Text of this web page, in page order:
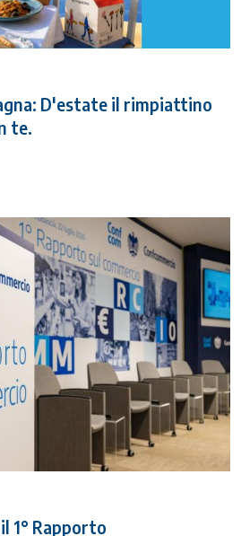
D'estate il rimpiattino
te.
1° Rapporto